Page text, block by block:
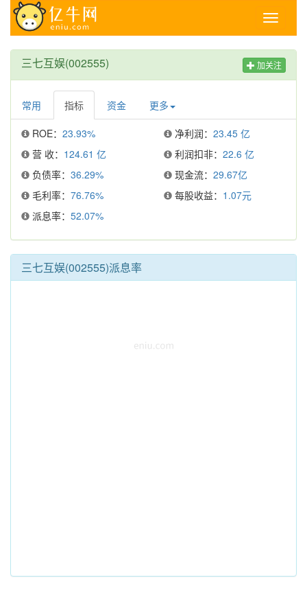
Toggle
三七互娱(002555) 加关注
常用 指标 资金 更多
ROE： 23.93% 净利润： 23.45 亿
营 收： 124.61 亿 利润扣非： 22.6 亿
负债率： 36.29% 现金流： 29.67亿
毛利率： 76.76% 每股收益： 1.07元
派息率： 52.07%
三七互娱(002555)派息率